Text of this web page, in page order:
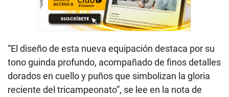
“El diseño de esta nueva equipación destaca por su
tono guinda profundo, acompañado de finos detalles
dorados en cuello y puños que simbolizan la gloria
reciente del tricampeonato”, se lee en la nota de